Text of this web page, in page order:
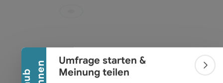
Banner einklappen
Umfrage starten &
Meinung teilen